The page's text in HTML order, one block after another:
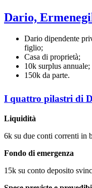
Dario,
Dario dipendente
figlio;
Casa di proprietà;
10k surplus annuale;
150k da parte.
I quattro pilastri di
Liquidità
6k su due conti correnti in
Fondo di emergenza
15k su conto deposito